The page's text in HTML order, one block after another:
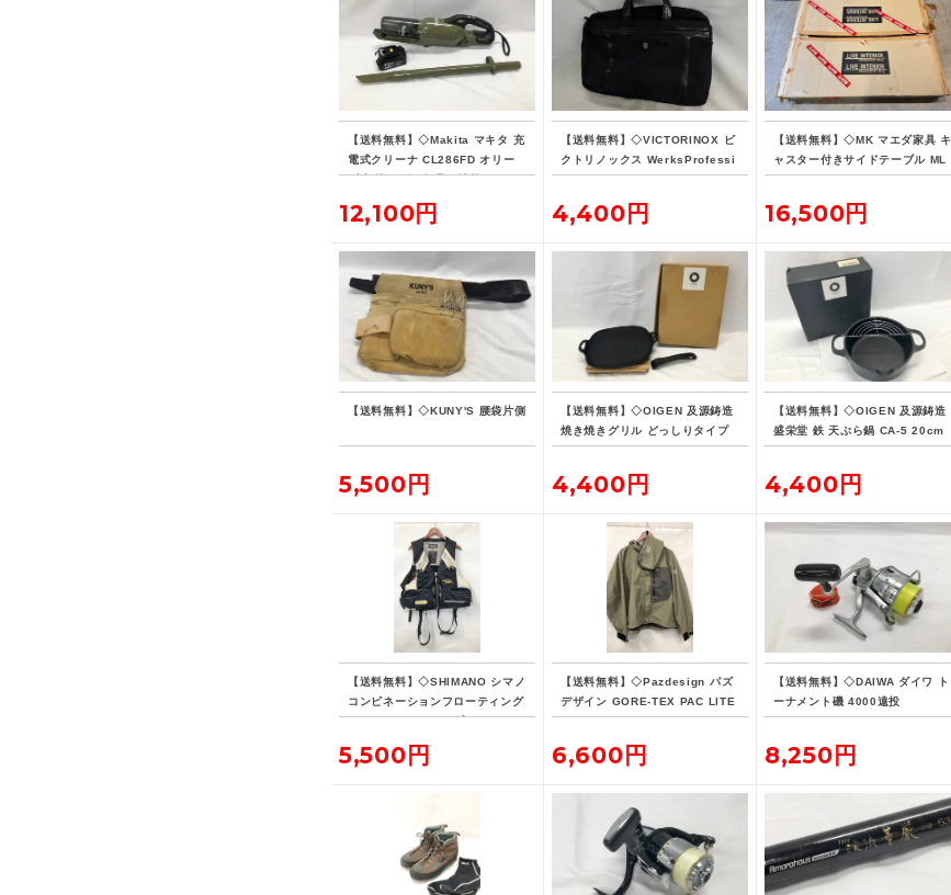
【送料無料】◇Makita マキタ 充
電式クリーナ CL286FD オリー
ブ 標準ノズル欠品・社外バッテ
12,100円
【送料無料】◇VICTORINOX ビ
クトリノックス WerksProfessi
onal CORDURA 3WAY 604685
4,400円
【送料無料】◇MK マエダ家具 キ
ャスター付きサイドテーブル ML
E-015
16,500円
【送料無料】◇KUNY'S 腰袋片側
5,500円
【送料無料】◇OIGEN 及源鋳造
焼き焼きグリル どっしりタイプ
U-33
4,400円
【送料無料】◇OIGEN 及源鋳造
盛栄堂 鉄 天ぷら鍋 CA-5 20cm
4,400円
【送料無料】◇SHIMANO シマノ
コンビネーションフローティング
ベスト・リミテッドプロ VE-190
5,500円
【送料無料】◇Pazdesign パズ
デザイン GORE-TEX PAC LITE
フィッシングジャケット ZGR-10
6,600円
【送料無料】◇DAIWA ダイワ ト
ーナメント磯 4000遠投
8,250円